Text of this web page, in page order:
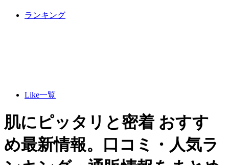
ランキング
Like一覧
肌にピッタリと密着 おすす
め最新情報。口コミ・人気ラ